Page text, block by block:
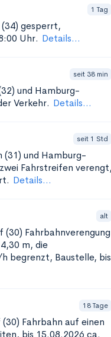
1 Tag
gesperrt,
Uhr. Details...
seit 38 min
und Hamburg-
Verkehr. Details...
seit 1 Std
(31) und Hamburg-
Fahrstreifen
Details...
alt
(30)
m, die
begrenzt, Baustelle, bis
18 Tage
Fahrbahn auf einen
bis 15.08.2026 ca.